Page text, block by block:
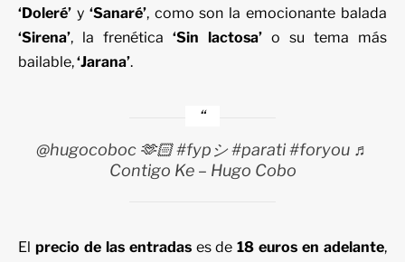
‘Doleré’ y ‘Sanaré’, como son la emocionante balada
‘Sirena’, la frenética ‘Sin lactosa’ o su tema más
bailable,‘Jarana’.
@hugocoboc🫶🏻#fypシ #parati #foryou ♬
Contigo Ke – Hugo Cobo
El precio de las entradases de18 euros en adelante,